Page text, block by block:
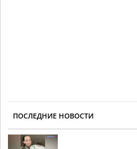
ПОСЛЕДНИЕ НОВОСТИ